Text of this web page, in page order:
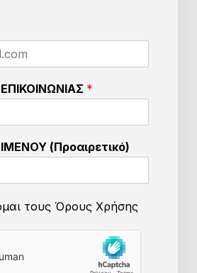
*
(Προαιρετικό)
τους Όρους Χρήσης